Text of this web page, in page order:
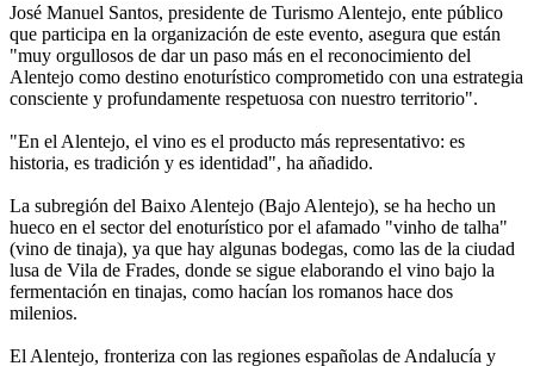
José Manuel Santos, presidente de Turismo Alentejo, ente público
que participa en la organización de este evento, asegura que están
"muy orgullosos de dar un paso más en el reconocimiento del
Alentejo como destino enoturístico comprometido con una estrategia
consciente y profundamente respetuosa con nuestro territorio".
"En el Alentejo, el vino es el producto más representativo: es
historia, es tradición y es identidad", ha añadido.
La subregión del Baixo Alentejo (Bajo Alentejo), se ha hecho un
hueco en el sector del enoturístico por el afamado "vinho de talha"
(vino de tinaja), ya que hay algunas bodegas, como las de la ciudad
lusa de Vila de Frades, donde se sigue elaborando el vino bajo la
fermentación en tinajas, como hacían los romanos hace dos
milenios.
El Alentejo, fronteriza con las regiones españolas de Andalucía y